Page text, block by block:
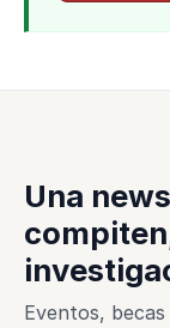
Una
Eventos,